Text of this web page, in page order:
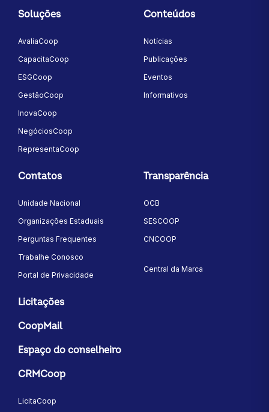
Soluções
AvaliaCoop
CapacitaCoop
ESGCoop
GestãoCoop
InovaCoop
NegóciosCoop
RepresentaCoop
Conteúdos
Notícias
Publicações
Eventos
Informativos
Contatos
Unidade Nacional
Organizações Estaduais
Perguntas Frequentes
Trabalhe Conosco
Portal de Privacidade
Transparência
OCB
SESCOOP
CNCOOP
Central da Marca
Licitações
CoopMail
Espaço do conselheiro
CRMCoop
LicitaCoop